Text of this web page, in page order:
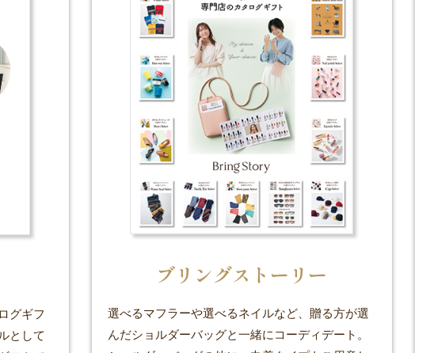
グギフ
として
ブリングストーリー
選べるマフラーや選べるネイルなど、贈る方が選
んだショルダーバッグと一緒にコーディデート。